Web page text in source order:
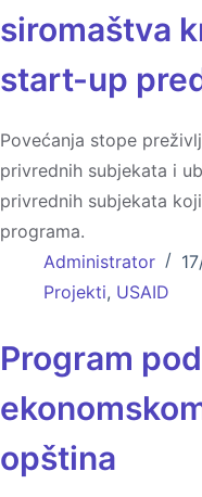
siromaštva
start-up
Povećanja stope
privrednih subjekata i
privrednih subjekata
programa.
Administrator
Projekti, USAID
Program
opština